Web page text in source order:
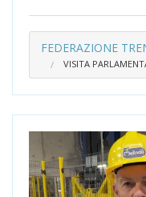
FEDERAZIONE
VISITA